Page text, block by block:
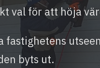
val för att höja
fastighetens
byts ut.